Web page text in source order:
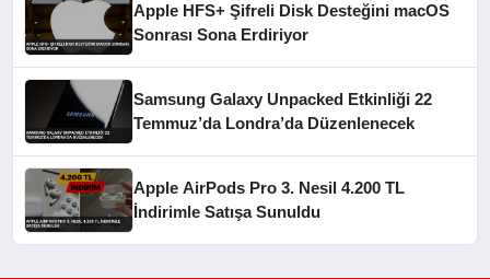
Apple HFS+ Şifreli Disk Desteğini macOS
Sonrası Sona Erdiriyor
Samsung Galaxy Unpacked Etkinliği 22
Temmuz’da Londra’da Düzenlenecek
Apple AirPods Pro 3. Nesil 4.200 TL
İndirimle Satışa Sunuldu